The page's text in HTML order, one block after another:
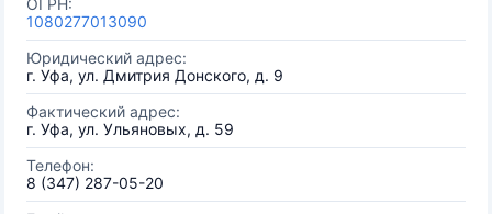
ОГРН:
1080277013090
Юридический адрес:
г. Уфа, ул. Дмитрия Донского, д. 9
Фактический адрес:
г. Уфа, ул. Ульяновых, д. 59
Телефон:
8 (347) 287-05-20